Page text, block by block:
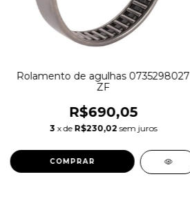
Rolamento de agulhas 0735298027
ZF
R$690,05
3 x de R$230,02 sem juros